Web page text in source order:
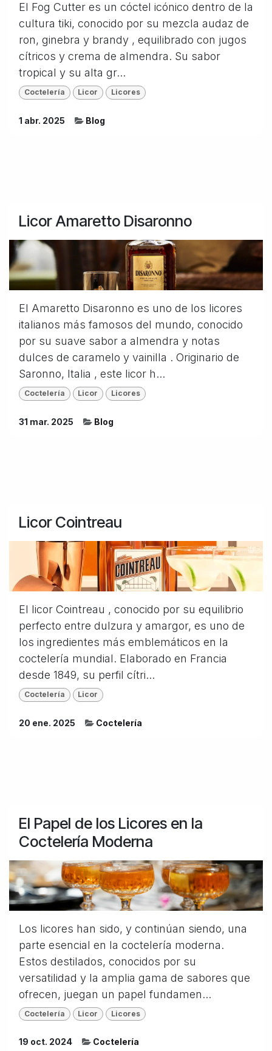
El Fog Cutter es un cóctel icónico dentro de la
cultura tiki, conocido por su mezcla audaz de
ron, ginebra y brandy , equilibrado con jugos
cítricos y crema de almendra. Su sabor
tropical y su alta gr...
Coctelería Licor Licores
1 abr. 2025 Blog
Licor Amaretto Disaronno
El Amaretto Disaronno es uno de los licores
italianos más famosos del mundo, conocido
por su suave sabor a almendra y notas
dulces de caramelo y vainilla . Originario de
Saronno, Italia , este licor h...
Coctelería Licor Licores
31 mar. 2025 Blog
Licor Cointreau
El licor Cointreau , conocido por su equilibrio
perfecto entre dulzura y amargor, es uno de
los ingredientes más emblemáticos en la
coctelería mundial. Elaborado en Francia
desde 1849, su perfil cítri...
Coctelería Licor
20 ene. 2025 Coctelería
El Papel de los Licores en la
Coctelería Moderna
Los licores han sido, y continúan siendo, una
parte esencial en la coctelería moderna.
Estos destilados, conocidos por su
versatilidad y la amplia gama de sabores que
ofrecen, juegan un papel fundamen...
Coctelería Licor Licores
19 oct. 2024 Coctelería